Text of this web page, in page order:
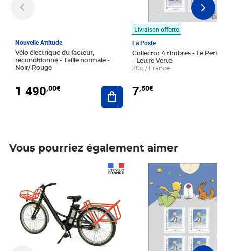
Nouvelle Attitude
Vélo électrique du facteur,
reconditionné - Taille normale -
Noir/ Rouge
1 490,00€ Ajouter au panier
Livraison offerte
La Poste
Collector 4 timbres - Le Petit
- Lettre Verte
20g / France
7,50€
Vous pourriez également aimer
Prix 7,50€